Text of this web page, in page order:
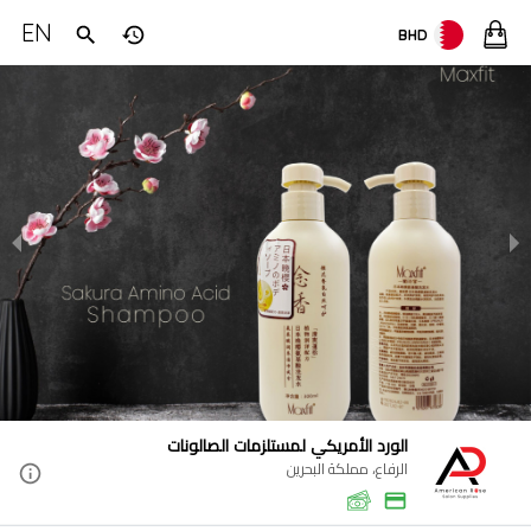
BHD
EN
الورد الأمريكي لمستلزمات الصالونات
الرفاع، مملكة البحرين